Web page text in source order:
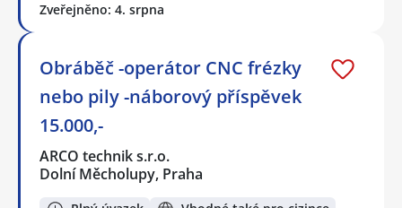
Zveřejněno: 4. srpna
Obráběč -operátor CNC frézky
nebo pily -náborový příspěvek
15.000,-
ARCO technik s.r.o.
Dolní Měcholupy, Praha